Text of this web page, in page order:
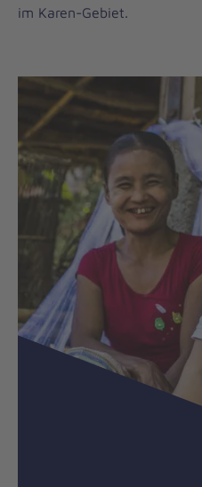
im Karen-Gebiet.